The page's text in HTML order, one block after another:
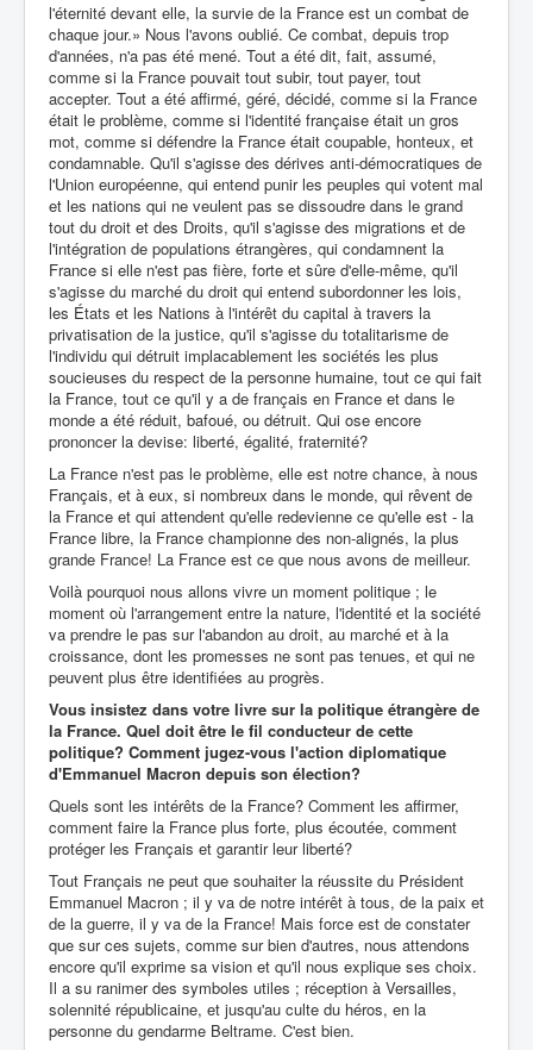
l'éternité devant elle, la survie de la France est un combat de
chaque jour.» Nous l'avons oublié. Ce combat, depuis trop
d'années, n'a pas été mené. Tout a été dit, fait, assumé,
comme si la France pouvait tout subir, tout payer, tout
accepter. Tout a été affirmé, géré, décidé, comme si la France
était le problème, comme si l'identité française était un gros
mot, comme si défendre la France était coupable, honteux, et
condamnable. Qu'il s'agisse des dérives anti-démocratiques de
l'Union européenne, qui entend punir les peuples qui votent mal
et les nations qui ne veulent pas se dissoudre dans le grand
tout du droit et des Droits, qu'il s'agisse des migrations et de
l'intégration de populations étrangères, qui condamnent la
France si elle n'est pas fière, forte et sûre d'elle-même, qu'il
s'agisse du marché du droit qui entend subordonner les lois,
les États et les Nations à l'intérêt du capital à travers la
privatisation de la justice, qu'il s'agisse du totalitarisme de
l'individu qui détruit implacablement les sociétés les plus
soucieuses du respect de la personne humaine, tout ce qui fait
la France, tout ce qu'il y a de français en France et dans le
monde a été réduit, bafoué, ou détruit. Qui ose encore
prononcer la devise: liberté, égalité, fraternité?
La France n'est pas le problème, elle est notre chance, à nous
Français, et à eux, si nombreux dans le monde, qui rêvent de
la France et qui attendent qu'elle redevienne ce qu'elle est - la
France libre, la France championne des non-alignés, la plus
grande France! La France est ce que nous avons de meilleur.
Voilà pourquoi nous allons vivre un moment politique ; le
moment où l'arrangement entre la nature, l'identité et la société
va prendre le pas sur l'abandon au droit, au marché et à la
croissance, dont les promesses ne sont pas tenues, et qui ne
peuvent plus être identifiées au progrès.
Vous insistez dans votre livre sur la politique étrangère de
la France. Quel doit être le fil conducteur de cette
politique? Comment jugez-vous l'action diplomatique
d'Emmanuel Macron depuis son élection?
Quels sont les intérêts de la France? Comment les affirmer,
comment faire la France plus forte, plus écoutée, comment
protéger les Français et garantir leur liberté?
Tout Français ne peut que souhaiter la réussite du Président
Emmanuel Macron ; il y va de notre intérêt à tous, de la paix et
de la guerre, il y va de la France! Mais force est de constater
que sur ces sujets, comme sur bien d'autres, nous attendons
encore qu'il exprime sa vision et qu'il nous explique ses choix.
Il a su ranimer des symboles utiles ; réception à Versailles,
solennité républicaine, et jusqu'au culte du héros, en la
personne du gendarme Beltrame. C'est bien.